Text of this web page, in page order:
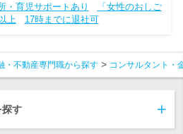
・育児サポートあり
「女性のおしご
上 17時までに退社可
・不動産専門職から探す コンサルタント・
探す